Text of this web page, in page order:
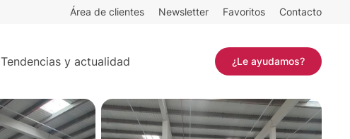
Área de clientes Newsletter Favoritos Contacto
Tendencias y actualidad ¿Le ayudamos?